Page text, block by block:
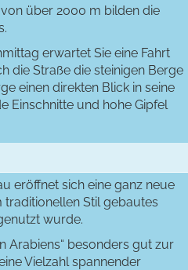
über 2000 m bilden die
erwartet Sie eine Fahrt
die Straße die steinigen Berge
einen direkten Blick in seine
Einschnitte und hohe Gipfel
eröffnet sich eine ganz neue
traditionellen Stil gebautes
wurde.
Arabiens“ besonders gut zur
Vielzahl spannender